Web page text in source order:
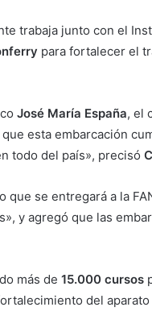
trabaja junto con el
para fortalecer el
José María España, el
esta embarcación
todo del país», precisó
que se entregará a la
y agregó que las
más de 15.000 cursos
del